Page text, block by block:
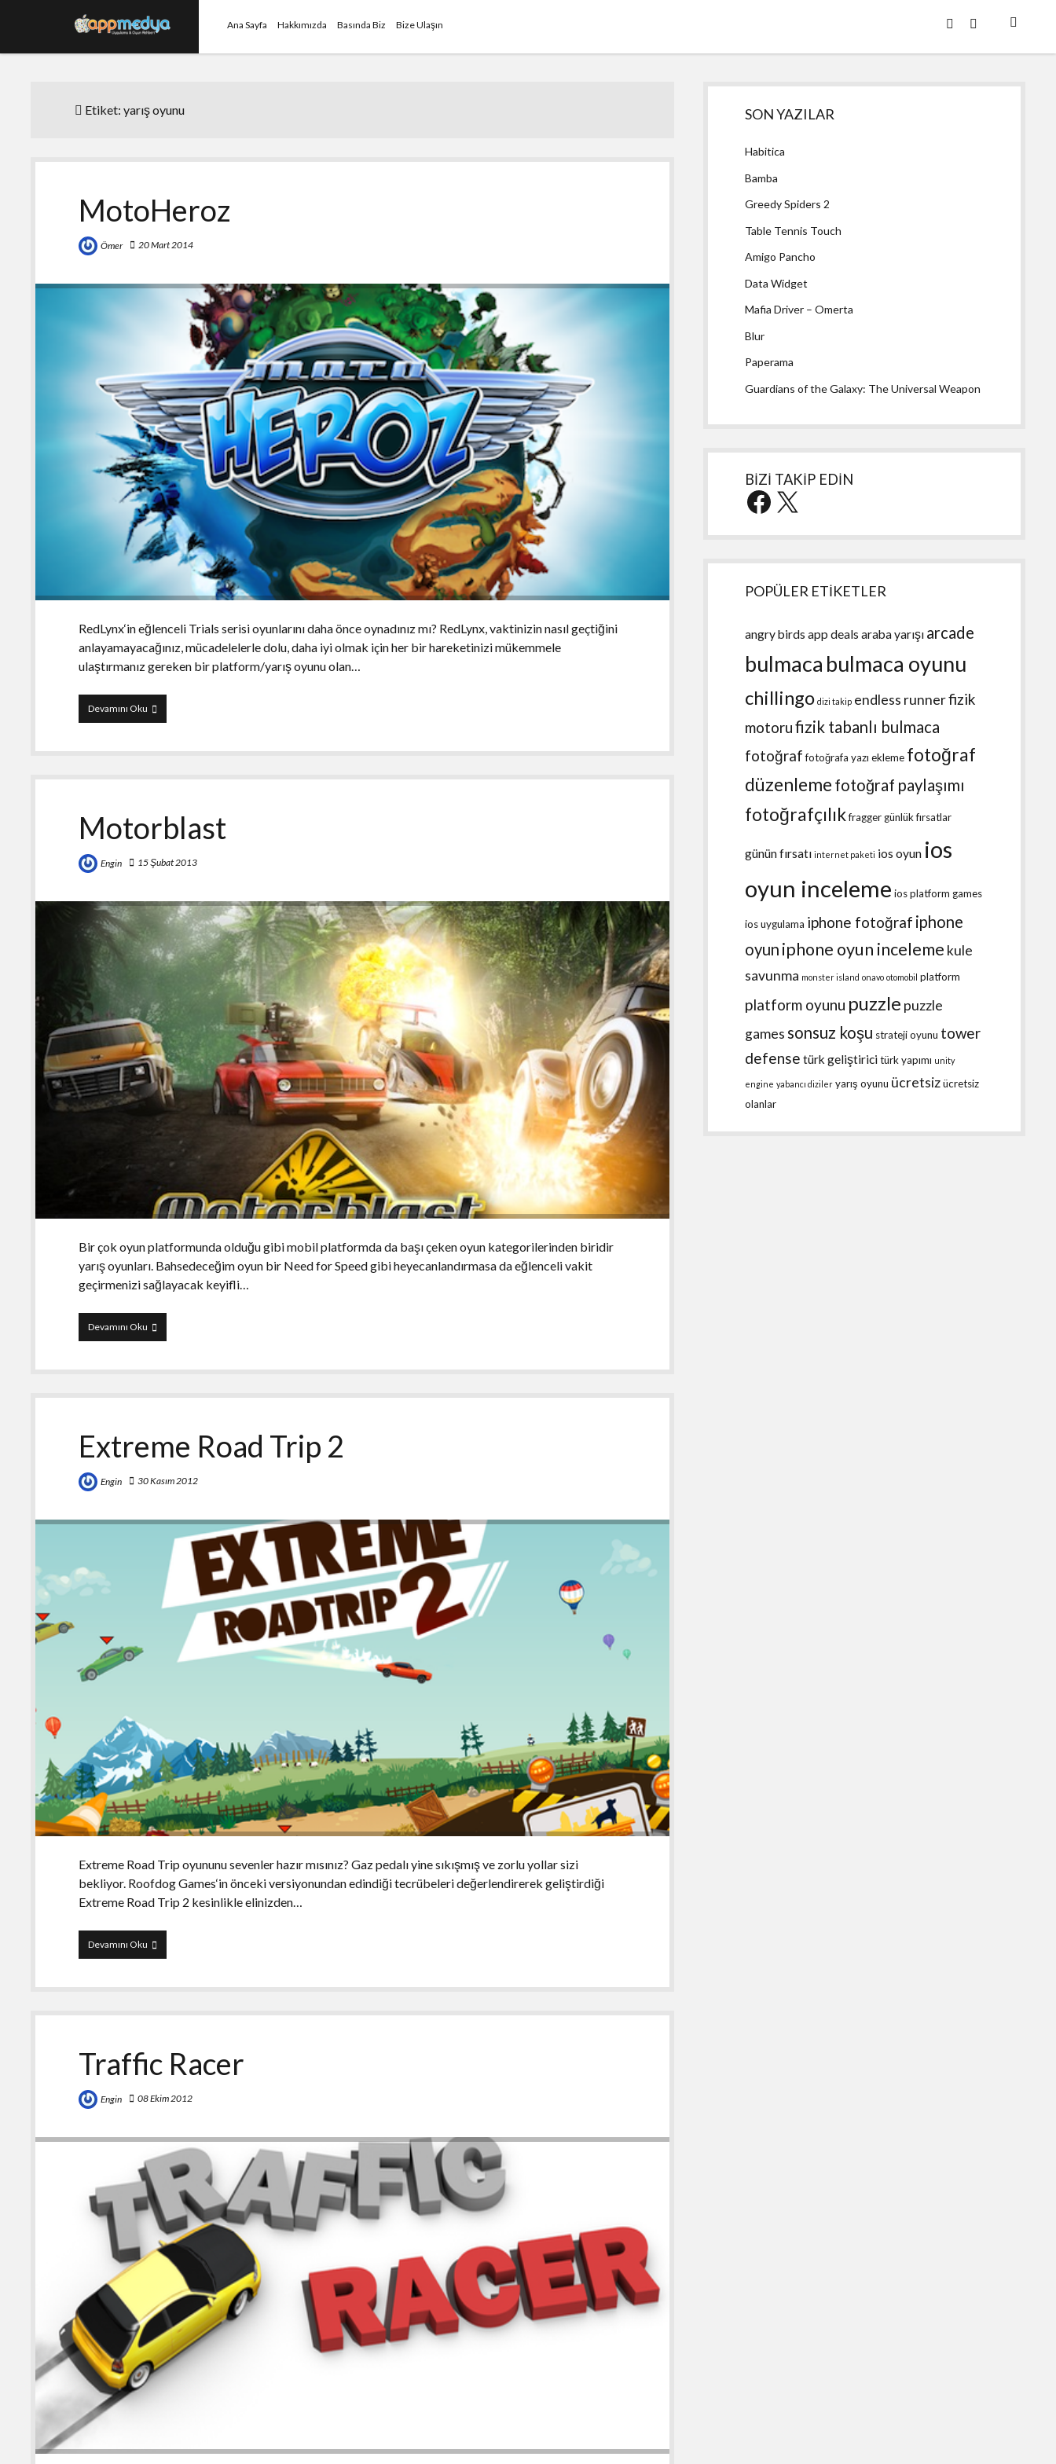
Ana Sayfa Hakkımızda Basında Biz Bize Ulaşın twitterfacebook
Etiket:yarış oyunu
MotoHeroz
Ömer 20 Mart 2014
RedLynx‘in eğlenceli Trials serisi oyunlarını daha önce oynadınız mı? RedLynx, vaktinizin nasıl geçtiğini
anlayamayacağınız, mücadelelerle dolu, daha iyi olmak için her bir hareketinizi mükemmele
ulaştırmanız gereken bir platform/yarış oyunu olan…
Devamını Oku MotoHeroz
Motorblast
Engin 15 Şubat 2013
Bir çok oyun platformunda olduğu gibi mobil platformda da başı çeken oyun kategorilerinden biridir
yarış oyunları. Bahsedeceğim oyun bir Need for Speed gibi heyecanlandırmasa da eğlenceli vakit
geçirmenizi sağlayacak keyifli…
Devamını Oku Motorblast
Extreme Road Trip 2
Engin 30 Kasım 2012
Extreme Road Trip oyununu sevenler hazır mısınız? Gaz pedalı yine sıkışmış ve zorlu yollar sizi
bekliyor. Roofdog Games‘in önceki versiyonundan edindiği tecrübeleri değerlendirerek geliştirdiği
Extreme Road Trip 2 kesinlikle elinizden…
Devamını Oku Extreme
Road
2
Traffic Racer
Engin 08 Ekim 2012
Yan
Menü
SON YAZILAR
Habitica
Bamba
Greedy Spiders 2
Table Tennis Touch
Amigo Pancho
Data Widget
Mafia Driver – Omerta
Blur
Paperama
Guardians of the Galaxy: The Universal Weapon
BİZİ TAKİP EDİN
Facebook
X
POPÜLER ETİKETLER
angry birds app deals araba yarışı arcade
bulmaca bulmaca oyunu
chillingo dizi takip endless runnerfizik
motorufizik tabanlı bulmaca
fotoğraf fotoğrafa yazı ekleme fotoğraf
düzenleme fotoğraf paylaşımı
fotoğrafçılıkfraggergünlük fırsatlar
günün fırsatı internet paketi ios oyun ios
oyun inceleme ios platform games
ios uygulama iphone fotoğraf iphone
oyun iphone oyun inceleme kule
savunma monster island onavo otomobil platform
platform oyunu puzzle puzzle
games sonsuz koşu strateji oyunu tower
defense türk geliştiricitürk yapımı unity
engine yabancı diziler yarış oyunu ücretsizücretsiz
olanlar